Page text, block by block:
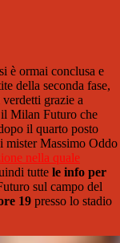
è ormai conclusa e
della seconda fase,
grazie a
il Milan Futuro che
il quarto posto
mister Massimo Oddo
nella quale
tutte le info per
sul campo del
19 presso lo stadio